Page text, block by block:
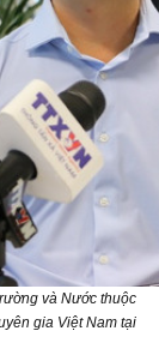
và Nước thuộc
gia Việt Nam tại